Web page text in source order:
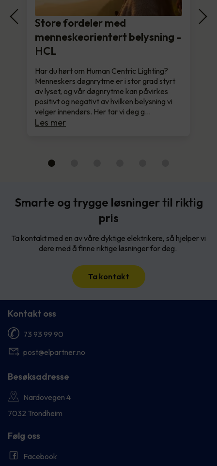
Store fordeler med
menneskeorientert belysning -
HCL
Har du hørt om Human Centric Lighting?
Menneskers døgnrytme er i stor grad styrt
av lyset, og vår døgnrytme kan påvirkes
positivt og negativt av hvilken belysning vi
velger innendørs. Her tar vi deg g…
Les mer
Smarte og trygge løsninger til riktig
pris
Ta kontakt med en av våre dyktige elektrikere, så hjelper vi
dere med å finne riktige løsninger for deg.
Ta kontakt
Kontakt oss
73 93 99 90
post@elpartner.no
Besøksadresse
Nardovegen 4
7032 Trondheim
Følg oss
Facebook